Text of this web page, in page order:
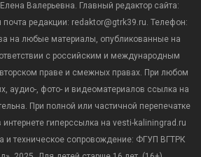
Валерьевна. Главный редактор сайта:
почта редакции: redaktor@gtrk39.ru. Телефон:
на любые материалы, опубликованные на
с российским и международным
праве и смежных правах. При любом
аудио-, фото- и видеоматериалов ссылка на
При полной или частичной перепечатке
гиперссылка на vesti-kaliningrad.ru
и техническое сопровождение: ФГУП ВГТРК